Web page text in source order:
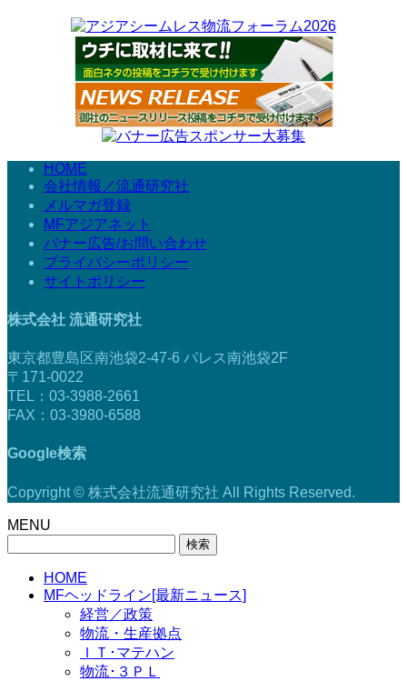
HOME
会社情報／流通研究社
メルマガ登録
MFアジアネット
バナー広告/お問い合わせ
プライバシーポリシー
サイトポリシー
株式会社 流通研究社
東京都豊島区南池袋2-47-6 パレス南池袋2F
〒171-0022
TEL：03-3988-2661
FAX：03-3980-6588
Google検索
Copyright © 株式会社流通研究社 All Rights Reserved.
MENU
HOME
MFヘッドライン[最新ニュース]
経営／政策
物流・生産拠点
ＩＴ･マテハン
物流･３ＰＬ